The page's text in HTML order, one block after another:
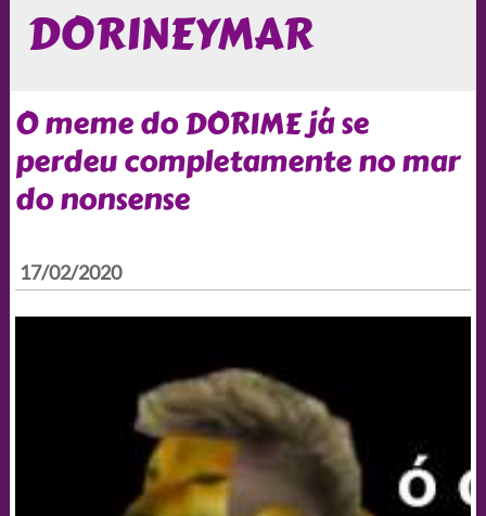
DORINEYMAR
O meme do DORIME já se
perdeu completamente no mar
do nonsense
17/02/2020